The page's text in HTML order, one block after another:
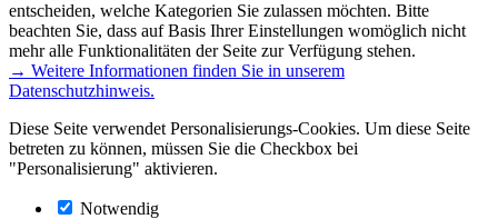
entscheiden, welche Kategorien Sie zulassen möchten. Bitte
beachten Sie, dass auf Basis Ihrer Einstellungen womöglich nicht
mehr alle Funktionalitäten der Seite zur Verfügung stehen.
→ Weitere Informationen finden Sie in unserem
Datenschutzhinweis.
Diese Seite verwendet Personalisierungs-Cookies. Um diese Seite
betreten zu können, müssen Sie die Checkbox bei
"Personalisierung" aktivieren.
Notwendig